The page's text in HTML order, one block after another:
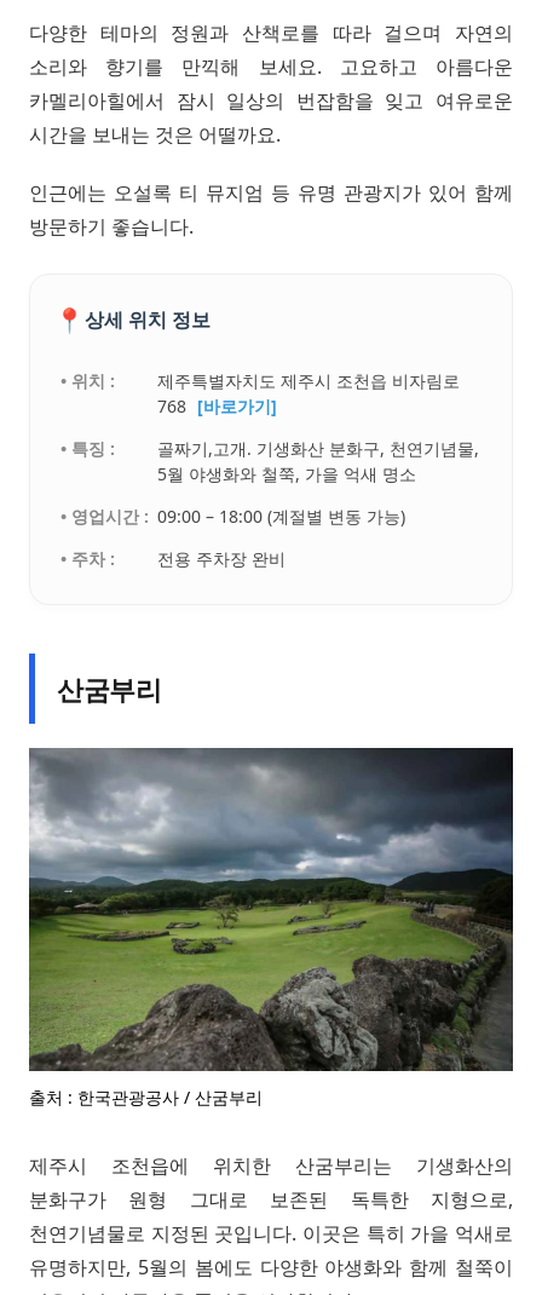
다양한 테마의 정원과 산책로를 따라 걸으며 자연의
소리와 향기를 만끽해 보세요. 고요하고 아름다운
카멜리아힐에서 잠시 일상의 번잡함을 잊고 여유로운
시간을 보내는 것은 어떨까요.
인근에는 오설록 티 뮤지엄 등 유명 관광지가 있어 함께
방문하기 좋습니다.
📍 상세 위치 정보
• 위치 :
제주특별자치도 제주시 조천읍 비자림로
768 [바로가기]
• 특징 :
골짜기,고개. 기생화산 분화구, 천연기념물,
5월 야생화와 철쭉, 가을 억새 명소
• 영업시간 : 09:00 – 18:00 (계절별 변동 가능)
• 주차 :
전용 주차장 완비
산굼부리
출처 : 한국관광공사 / 산굼부리
제주시 조천읍에 위치한 산굼부리는 기생화산의
분화구가 원형 그대로 보존된 독특한 지형으로,
천연기념물로 지정된 곳입니다. 이곳은 특히 가을 억새로
유명하지만, 5월의 봄에도 다양한 야생화와 함께 철쭉이